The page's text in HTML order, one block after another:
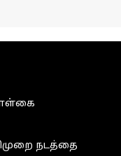
நடத்தை